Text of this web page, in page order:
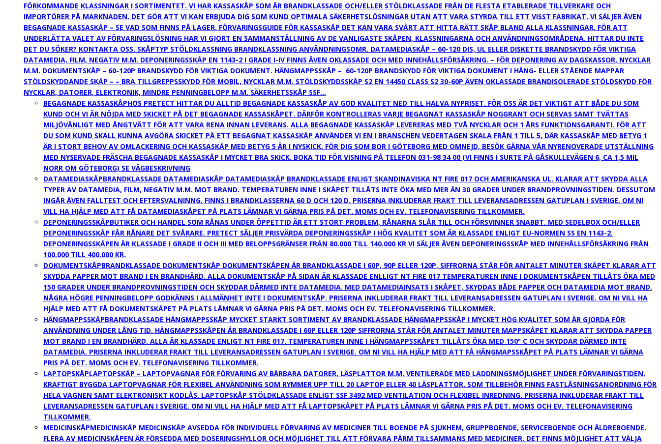
FÖRKOMMANDE KLASSNINGAR I SORTIMENTET. VI HAR KASSASKÅP SOM ÄR BRANDKLASSADE OCH/ELLER STÖLDKLASSADE FRÅN DE FLESTA ETABLERADE TILLVERKARE OCH
IMPORTÖRER PÅ MARKNADEN. DET GÖR ATT VI KAN ERBJUDA DIG SOM KUND OPTIMALA SÄKERHETSLÖSNINGAR UTAN ATT VARA STYRDA TILL ETT VISST FABRIKAT. VI SÄLJER ÄVEN
BEGAGNADE KASSASKÅP – SE VAD SOM FINNS PÅ LAGER. FÖRVARINGSGUIDE FÖR KASSASKÅP DET KAN VARA SVÅRT ATT HITTA RÄTT SKÅP BLAND ALLA KLASSNINGAR. FÖR ATT
UNDERLÄTTA VALET AV FÖRVARINGSLÖSNING HAR VI GJORT EN SAMMANSTÄLLNING AV DE VANLIGASTE SKÅPEN, KLASSNINGARNA OCH ANVÄNDNINGSOMRÅDENA. HITTAR DU INTE
DET DU SÖKER? KONTAKTA OSS. SKÅPTYP STÖLDKLASSNING BRANDKLASSNING ANVÄNDNINGSOMR. DATAMEDIASKÅP – 60-120 DIS, UL ELLER DISKETTE BRANDSKYDD FÖR VIKTIGA
DATAMEDIA, FILM, NEGATIV M.M. DEPONERINGSSKÅP EN 1143-2 I GRADE I-IV FINNS ÄVEN OKLASSADE OCH MED INNEHÅLLSFÖRSÄKRING. – FÖR DEPONERING AV DAGSKASSOR, NYCKLAR
M.M. DOKUMENTSKÅP – 60-120P BRANDSKYDD FÖR VIKTIGA DOKUMENT. HÄNGMAPPSSKÅP – 60-120P BRANDSKYDD FÖR VIKTIGA DOKUMENT I HÄNG- ELLER STÅENDE MAPPAR
STÖLDSKYDDANDE SKÅP – – BRA TILLGREPPSSKYDD FÖR MOBIL, NYCKLAR M.M. STÖLDSKYDDSSKÅP S2 EN 14450 CLASS S2 30-60P ÄVEN OKLASSADE BRANDISOLERADE STÖLDSKYDD FÖR
NYCKLAR, DATORER, ELEKTRONIK, MINDRE PENNINGBELOPP M.M. SÄKERHETSSKÅP SSF…
BEGAGNADE KASSASKÅPHOS PRETECT HITTAR DU ALLTID BEGAGNADE KASSASKÅP AV GOD KVALITET NED TILL HALVA NYPRISET. FÖR OSS ÄR DET VIKTIGT ATT BÅDE DU SOM
KUND OCH VI ÄR NÖJDA MED SKICKET PÅ DET BEGAGNADE KASSASKÅPET. DÄRFÖR KONTROLLERAS VARJE BEGAGNAT KASSASKÅP NOGGRANT OCH SERVAS SAMT TVÄTTAS
MILJÖVÄNLIGT MED ÅNGTVÄTT FÖR ATT VARA RENA INNAN LEVERANS. ALLA BEGAGNADE KASSASKÅP LEVERERAS MED TVÅ NYCKLAR OCH 1 ÅRS FUNKTIONSGARANTI. FÖR ATT
DU SOM KUND SKALL KUNNA AVGÖRA SKICKET PÅ ETT BEGAGNAT KASSASKÅP ANVÄNDER VI EN I BRANSCHEN VEDERTAGEN SKALA FRÅN 1 TILL 5, DÄR KASSASKÅP MED BETYG 1
ÄR I STORT BEHOV AV OMLACKERING OCH KASSASKÅP MED BETYG 5 ÄR I NYSKICK. FÖR DIG SOM BOR I GÖTEBORG MED OMNEJD, BESÖK GÄRNA VÅR NYRENOVERADE UTSTÄLLNING
MED NYSERVADE FRÄSCHA BEGAGNADE KASSASKÅP I MYCKET BRA SKICK. BOKA TID FÖR VISNING PÅ TELEFON 031-98 34 00 (VI FINNS I SURTE PÅ GÅSKULLEVÄGEN 6, CA 1,5 MIL
NORR OM GÖTEBORG) SE VÄGBESKRIVNING
DATAMEDIASKÅPBRANDKLASSADE DATAMEDIASKÅP DATAMEDIASKÅP BRANDKLASSADE ENLIGT SKANDINAVISKA NT FIRE 017 OCH AMERIKANSKA UL. KLARAR ATT SKYDDA ALLA
TYPER AV DATAMEDIA, FILM, NEGATIV M.M. MOT BRAND. TEMPERATUREN INNE I SKÅPET TILLÅTS INTE ÖKA MED MER ÄN 30 GRADER UNDER BRANDPROVNINGSTIDEN. DESSUTOM
INGÅR ÄVEN FALLTEST OCH EFTERSVALNINNG. FINNS I BRANDKLASSERNA 60 D OCH 120 D. PRISERNA INKLUDERAR FRAKT TILL LEVERANSADRESSEN GATUPLAN I SVERIGE. OM NI
VILL HA HJÄLP MED ATT FÅ DATAMEDIASKÅPET PÅ PLATS LÄMNAR VI GÄRNA PRIS PÅ DET. MOMS OCH EV. TELEFONAVISERING TILLKOMMER.
DEPONERINGSSKÅPBUTIKER OCH HANDEL SOM RÅNAS UNDER ÖPPETTID ÄR ETT STORT PROBLEM, RÅNARNA SLÅR TILL OCH FÖRSVINNER SNABBT. MED SEDELBOX OCH/ELLER
DEPONERINGSSKÅP FÅR RÅNARE DET SVÅRARE. PRETECT SÄLJER PRISVÄRDA DEPONERINGSSKÅP I HÖG KVALITET SOM ÄR KLASSADE ENLIGT EU-NORMEN SS EN 1143-2.
DEPONERINGSSKÅPEN ÄR KLASSADE I GRADE II OCH III MED BELOPPSGRÄNSER FRÅN 80.000 TILL 140.000 KR VI SÄLJER ÄVEN DEPONERINGSSKÅP MED INNEHÅLLSFÖRSÄKRING FRÅN
100.000 TILL 400.000 KR.
DOKUMENTSKÅPBRANDKLASSADE DOKUMENTSKÅP DOKUMENTSKÅPEN ÄR BRANDKLASSADE I 60P, 90P ELLER 120P, SIFFRORNA STÅR FÖR ANTALET MINUTER SKÅPET KLARAR ATT
SKYDDA PAPPER MOT BRAND I EN BRANDHÄRD. ALLA DOKUMENTSKÅP PÅ SIDAN ÄR KLASSADE ENLLIGT NT FIRE 017 TEMPERATUREN INNE I DOKUMENTSKÅPEN TILLÅTS ÖKA MED
150 GRADER UNDER BRANDPROVNINGSTIDEN OCH SKYDDAR DÄRMED INTE DATAMEDIA. MED DATAMEDIAINSATS I SKÅPET, SKYDDAS BÅDE PAPPER OCH DATAMEDIA MOT BRAND.
NÅGRA HÖGRE PENNINGBELOPP GODKÄNNS I ALLMÄNHET INTE I DOKUMENTSKÅP. PRISERNA INKLUDERAR FRAKT TILL LEVERANSADRESSEN GATUPLAN I SVERIGE. OM NI VILL HA
HJÄLP MED ATT FÅ DOKUMENTSKÅPET PÅ PLATS LÄMNAR VI GÄRNA PRIS PÅ DET. MOMS OCH EV. TELEFONAVISERING TILLKOMMER.
HÄNGMAPPSSKÅPBRANDKLASSADE HÄNGMAPPSSKÅP MYCKET STARKT SORTIMENT AV BRANDKLASSADE HÄNGMAPPSSKÅP I MYCKET HÖG KVALITET SOM ÄR GJORDA FÖR
ANVÄNDNING UNDER LÅNG TID. HÄNGMAPPSSKÅPEN ÄR BRANDKLASSADE I 60P ELLER 120P SIFFRORNA STÅR FÖR ANTALET MINUTER MAPPSKÅPET KLARAR ATT SKYDDA PAPPER
MOT BRAND I EN BRANDHÄRD. ALLA ÄR KLASSADE ENLIGT NT FIRE 017. TEMPERATUREN INNE I HÄNGMAPPSSKÅPET TILLÅTS ÖKA MED 150º C OCH SKYDDAR DÄRMED INTE
DATAMEDIA. PRISERNA INKLUDERAR FRAKT TILL LEVERANSADRESSEN GATUPLAN I SVERIGE. OM NI VILL HA HJÄLP MED ATT FÅ HÄNGMAPSSKÅPET PÅ PLATS LÄMNAR VI GÄRNA
PRIS PÅ DET. MOMS OCH EV. TELEFONAVISERING TILLKOMMER.
LAPTOPSKÅPLAPTOPSKÅP – LAPTOPVAGNAR FÖR FÖRVARING AV BÄRBARA DATORER, LÄSPLATTOR M.M. VENTILERADE MED LADDNINGSMÖJLIGHET UNDER FÖRVARINGSTIDEN.
KRAFTIGT BYGGDA LAPTOPVAGNAR FÖR FLEXIBEL ANVÄNDNING SOM RYMMER UPP TILL 20 LAPTOP ELLER 40 LÄSPLATTOR. SOM TILLBEHÖR FINNS FASTLÅSNINGSANORDNING FÖR
HELA VAGNEN SAMT ELEKTRONISKT KODLÅS. LAPTOPSKÅP STÖLDKLASSADE ENLIGT SSF 3492 MED VENTILATION OCH FLEXIBEL INREDNING. PRISERNA INKLUDERAR FRAKT TILL
LEVERANSADRESSEN GATUPLAN I SVERIGE. OM NI VILL HA HJÄLP MED ATT FÅ LAPTOPSKÅPET PÅ PLATS LÄMNAR VI GÄRNA PRIS PÅ DET. MOMS OCH EV. TELEFONAVISERING
TILLKOMMER.
MEDICINSKÅPMEDICINSKÅP MEDICINSKÅP AVSEDDA FÖR INDIVIDUELL FÖRVARING AV MEDICINER TILL BOENDE PÅ SJUKHEM, GRUPPBOENDE, SERVICEBOENDE OCH ÄLDREBOENDE.
FLERA AV MEDICINSKÅPEN ÄR FÖRSEDDA MED DOSERINGSHYLLOR OCH MÖJLIGHET TILL ATT FÖRVARA PÄRM TILLSAMMANS MED MEDICINER. DET FINNS MÖJLIGHET ATT VÄLJA